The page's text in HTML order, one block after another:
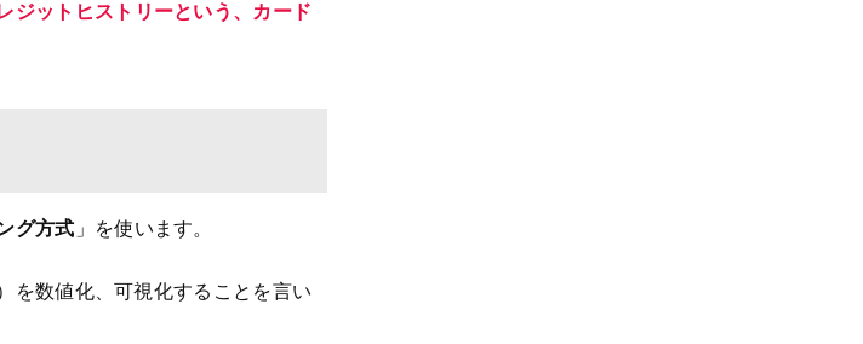
ジットヒストリーという、カード
グ方式 」を使います。
を数値化、可視化することを言い